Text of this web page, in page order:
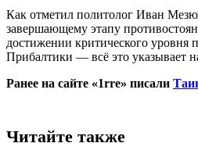
Как отметил политолог Иван
завершающему этапу
достижении критического уровня
Прибалтики — всё это указывает
Ранее на сайте «1rre» писали
Читайте также